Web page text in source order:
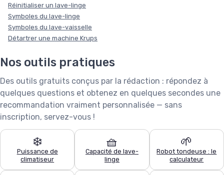
Réinitialiser un lave-linge
Symboles du lave-linge
Symboles du lave-vaisselle
Détartrer une machine Krups
Nos outils pratiques
Des outils gratuits conçus par la rédaction : répondez à
quelques questions et obtenez en quelques secondes une
recommandation vraiment personnalisée — sans
inscription, servez-vous !
❄️
Puissance de
climatiseur
🧺
Capacité de lave-
linge
🌱
Robot tondeuse : le
calculateur